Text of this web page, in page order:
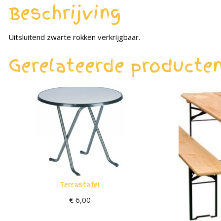
Beschrijving
Uitsluitend zwarte rokken verkrijgbaar.
Gerelateerde
Terrastafel
€ 6,00